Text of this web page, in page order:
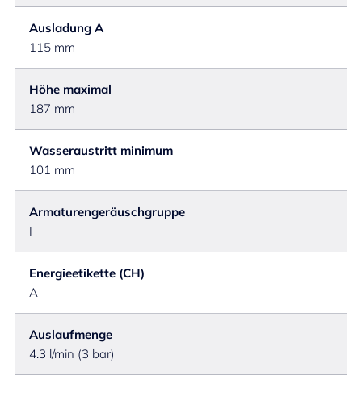
Ausladung A
115 mm
Höhe maximal
187 mm
Wasseraustritt minimum
101 mm
Armaturengeräuschgruppe
I
Energieetikette (CH)
A
Auslaufmenge
4.3 l/min (3 bar)